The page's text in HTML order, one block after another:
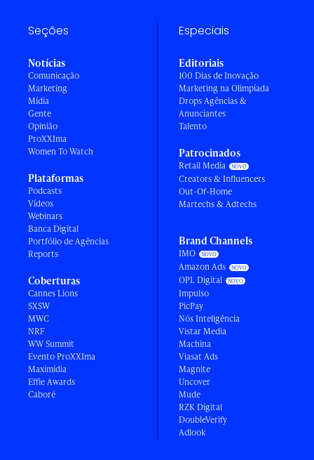
Seções
Notícias
Comunicação
Marketing
Mídia
Gente
Opinião
ProXXIma
Women To Watch
Plataformas
Podcasts
Vídeos
Webinars
Banca Digital
Portfólio de Agências
Reports
Coberturas
Cannes Lions
SXSW
MWC
NRF
WW Summit
Evento ProXXIma
Maximídia
Effie Awards
Caboré
Especiais
Editoriais
100 Dias de Inovação
Marketing na Olimpíada
Drops Agências &
Anunciantes
Talento
Patrocinados
Retail Media
Creators & Influencers
Out-Of-Home
Martechs & Adtechs
Brand Channels
IMO
Amazon Ads
OPL Digital
Impulso
PicPay
Nós Inteligência
Vistar Media
Machina
Viasat Ads
Magnite
Uncover
Mude
RZK Digital
DoubleVerify
Adlook